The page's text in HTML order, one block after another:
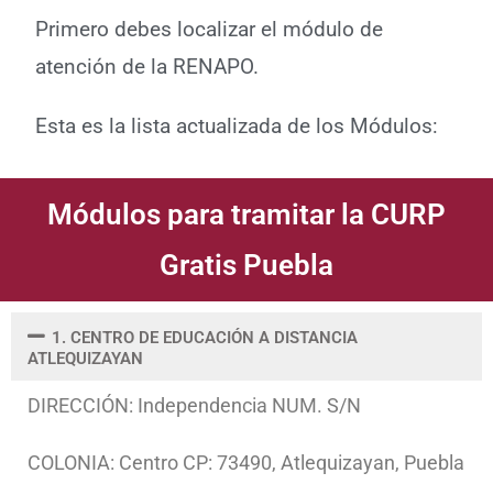
Primero debes localizar el módulo de
atención de la RENAPO.
Esta es la lista actualizada de los Módulos:
Módulos para tramitar la CURP
Gratis Puebla
1. CENTRO DE EDUCACIÓN A DISTANCIA
ATLEQUIZAYAN
DIRECCIÓN: Independencia NUM. S/N
COLONIA: Centro CP: 73490, Atlequizayan, Puebla